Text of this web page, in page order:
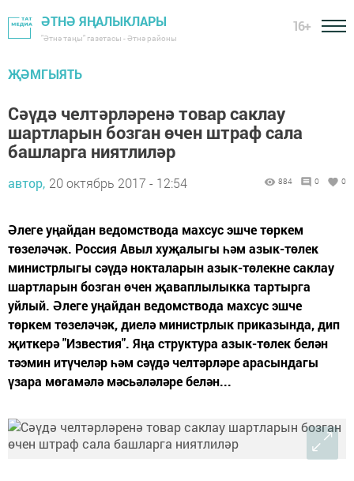
ӘТНӘ ЯҢАЛЫКЛАРЫ
"Әтнә таңы" газетасы - Әтнә районы
16+
ҖӘМГЫЯТЬ
Сәүдә челтәрләренә товар саклау
шартларын бозган өчен штраф сала
башларга ниятлиләр
автор, 20 октябрь 2017 - 12:54 884 0 0
Әлеге уңайдан ведомствода махсус эшче төркем
төзеләчәк. Россия Авыл хуҗалыгы һәм азык-төлек
министрлыгы сәүдә нокталарын азык-төлекне саклау
шартларын бозган өчен җаваплылыкка тартырга
уйлый. Әлеге уңайдан ведомствода махсус эшче
төркем төзеләчәк, диелә министрлык приказында, дип
җиткерә "Известия". Яңа структура азык-төлек белән
тәэмин итүчеләр һәм сәүдә челтәрләре арасындагы
үзара мөгамәлә мәсьәләләре белән...